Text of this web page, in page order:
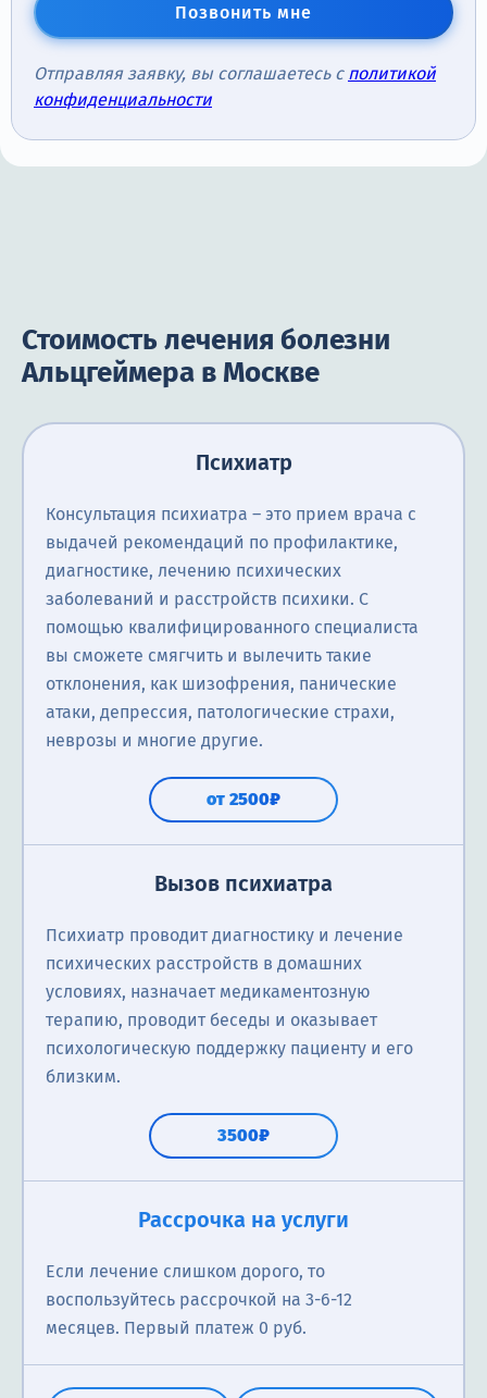
Позвонить мне
Отправляя заявку, вы соглашаетесь с политикой
конфиденциальности
Стоимость лечения болезни
Альцгеймера в Москве
Психиатр
Консультация психиатра ― это прием врача с
выдачей рекомендаций по профилактике,
диагностике, лечению психических
заболеваний и расстройств психики. С
помощью квалифицированного специалиста
вы сможете смягчить и вылечить такие
отклонения, как шизофрения, панические
атаки, депрессия, патологические страхи,
неврозы и многие другие.
от 2500₽
Вызов психиатра
Психиатр проводит диагностику и лечение
психических расстройств в домашних
условиях, назначает медикаментозную
терапию, проводит беседы и оказывает
психологическую поддержку пациенту и его
близким.
3500₽
Рассрочка на услуги
Если лечение слишком дорого, то
воспользуйтесь рассрочкой на 3-6-12
месяцев. Первый платеж 0 руб.